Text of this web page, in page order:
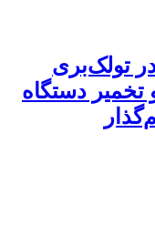
تولک‌بری
تخمیر دستگاه